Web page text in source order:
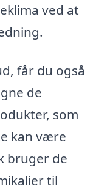
ved at
får du også
de
som
kan være
bruger de
til